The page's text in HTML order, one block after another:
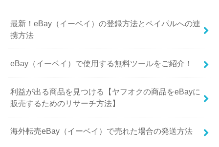
最新！eBay（イーベイ）の登録方法とペイパルへの連
携方法
eBay（イーベイ）で使用する無料ツールをご紹介！
利益が出る商品を見つける【ヤフオクの商品をeBayに
販売するためのリサーチ方法】
海外転売eBay（イーベイ）で売れた場合の発送方法